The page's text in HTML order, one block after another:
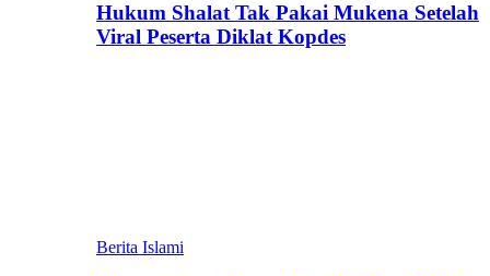
Hukum Shalat Tak Pakai Mukena Setelah
Viral Peserta Diklat Kopdes
Berita Islami